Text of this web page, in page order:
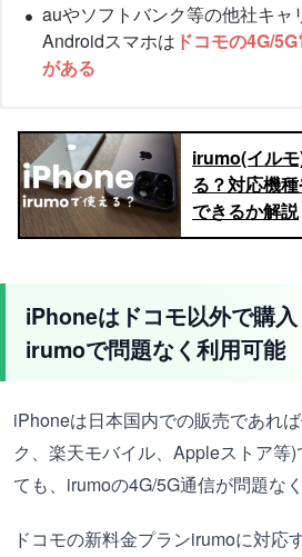
auやソフトバンク等の他社キャ
Androidスマホは ドコモの4G/
がある
irumo(イル
る？対応機
できるか解説
iPhoneはドコモ以外で購
irumoで問題なく利用可能
iPhoneは日本国内での販売であれ
ク、楽天モバイル、Appleストア等
ても、irumoの4G/5G通信が問題な
ドコモの新料金プランirumoに対応